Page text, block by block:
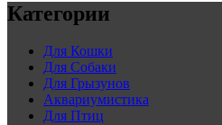
Категории
Для Кошки
Для Собаки
Для Грызунов
Аквариумистика
Для Птиц